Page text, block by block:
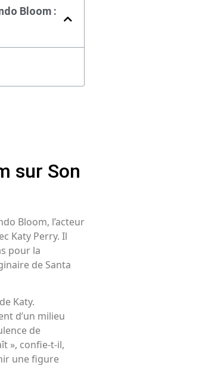
Bloom :
sur Son
Bloom, l’acteur
Katy Perry. Il
pour la
de Santa
Katy.
d’un milieu
de
», confie-t-il,
une figure